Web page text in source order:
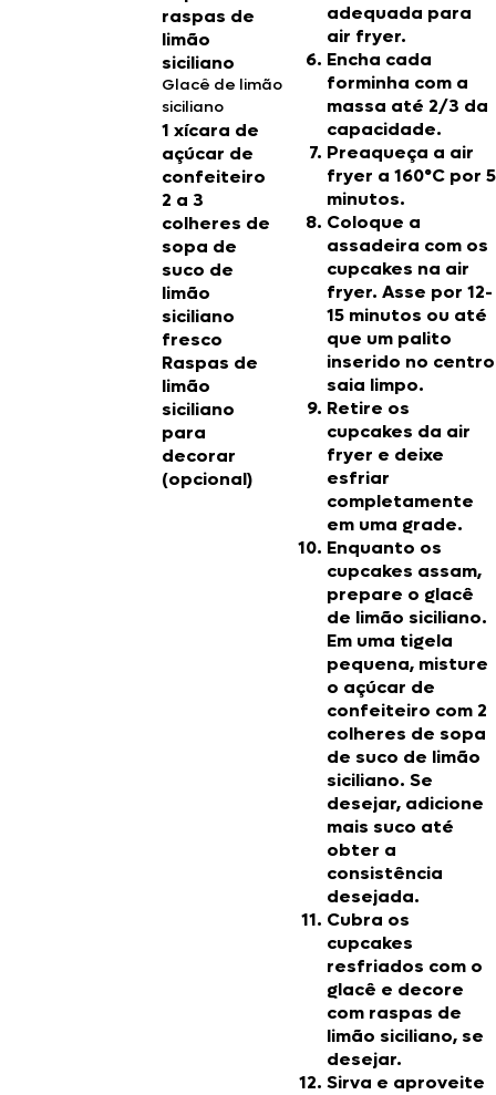
raspas de
limão
siciliano
Glacê de limão
siciliano
1 xícara de
açúcar de
confeiteiro
2 a 3
colheres de
sopa de
suco de
limão
siciliano
fresco
Raspas de
limão
siciliano
para
decorar
(opcional)
adequada para
air fryer.
Encha cada
forminha com a
massa até 2/3 da
capacidade.
Preaqueça a air
fryer a 160°C por 5
minutos.
Coloque a
assadeira com os
cupcakes na air
fryer. Asse por 12-
15 minutos ou até
que um palito
inserido no centro
saia limpo.
Retire os
cupcakes da air
fryer e deixe
esfriar
completamente
em uma grade.
Enquanto os
cupcakes assam,
prepare o glacê
de limão siciliano.
Em uma tigela
pequena, misture
o açúcar de
confeiteiro com 2
colheres de sopa
de suco de limão
siciliano. Se
desejar, adicione
mais suco até
obter a
consistência
desejada.
Cubra os
cupcakes
resfriados com o
glacê e decore
com raspas de
limão siciliano, se
desejar.
Sirva e aproveite